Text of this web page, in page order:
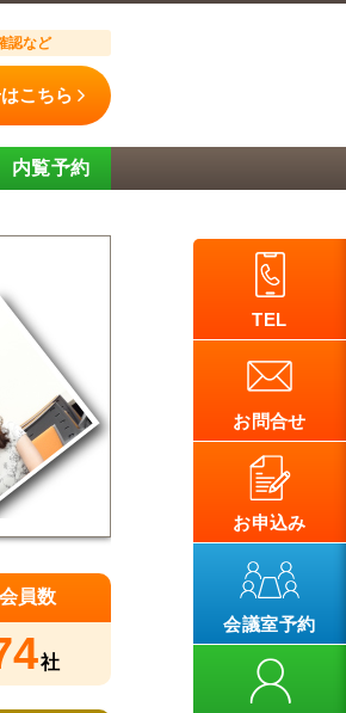
認など
こちら
内覧予約
員数
社
TEL
お問合せ
お申込み
会議室予約